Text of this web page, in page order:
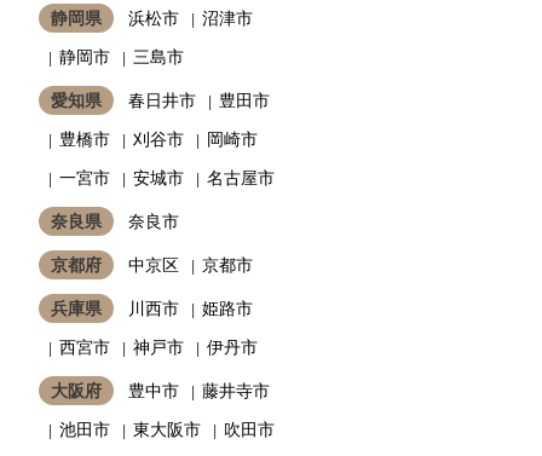
静岡県 浜松市
沼津市
静岡市
三島市
愛知県 春日井市
豊田市
豊橋市
刈谷市
岡崎市
一宮市
安城市 名古屋市
奈良県 奈良市
京都府 中京区 京都市
兵庫県 川西市
姫路市
西宮市
神戸市 伊丹市
大阪府 豊中市
藤井寺市
池田市
東大阪市
吹田市